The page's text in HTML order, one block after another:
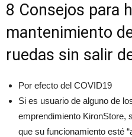
8 Consejos para
mantenimiento
ruedas sin salir
Por efecto del COVID19
Si es usuario de alguno de
emprendimiento KironStore,
que su funcionamiento esté